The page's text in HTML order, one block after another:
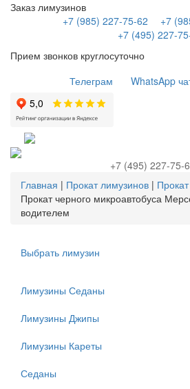
Заказ лимузинов
+7 (985) 227-75-62
+7
+7 (495) 227-
Прием звонков круглосуточно
WhatsApp
Телеграм
+7 (495) 227-75-
Главная | Прокат лимузинов |
Прокат черного микроавтобуса
водителем
Выбрать лимузин
Лимузины Седаны
Лимузины Джипы
Лимузины Кареты
Седаны